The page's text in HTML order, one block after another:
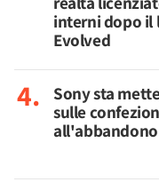
interni dopo il
Evolved
Sony sta
sulle